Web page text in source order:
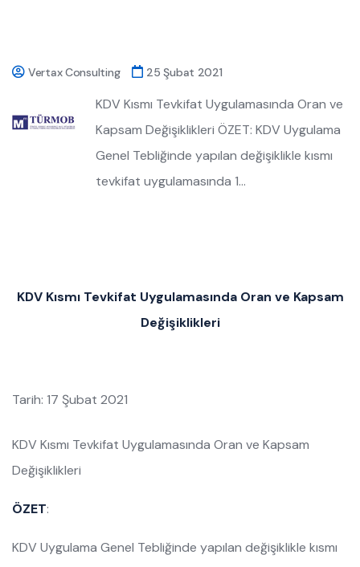
Vertax Consulting 25 Şubat 2021
KDV Kısmı Tevkifat Uygulamasında Oran ve
Kapsam Değişiklikleri ÖZET: KDV Uygulama
Genel Tebliğinde yapılan değişiklikle kısmı
tevkifat uygulamasında 1…
KDV Kısmı Tevkifat Uygulamasında Oran ve Kapsam
Değişiklikleri
Tarih: 17 Şubat 2021
KDV Kısmı Tevkifat Uygulamasında Oran ve Kapsam
Değişiklikleri
ÖZET:
KDV Uygulama Genel Tebliğinde yapılan değişiklikle kısmı